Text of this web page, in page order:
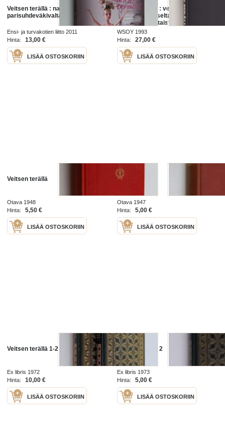
Veitsen terällä : naiseus- ja
parisuhdeväkivalta
Ensi- ja turvakotien liitto 2011
Hinta:
13,00 €
LISÄÄ OSTOSKORIIN
Veitsen terällä : vetäytyminen
Länsi-Kannakselta ja Talin-
Ihantalan suurtaistelu kesällä 1944
WSOY 1993
Hinta:
27,00 €
LISÄÄ OSTOSKORIIN
Veitsen terällä
Otava 1948
Hinta:
5,50 €
LISÄÄ OSTOSKORIIN
Veitsen terällä
Otava 1947
Hinta:
5,00 €
LISÄÄ OSTOSKORIIN
Veitsen terällä 1-2
Ex libris 1972
Hinta:
10,00 €
LISÄÄ OSTOSKORIIN
Veitsen terällä 2
Ex libris 1973
Hinta:
5,00 €
LISÄÄ OSTOSKORIIN